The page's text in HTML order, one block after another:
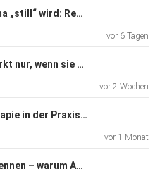
und Gesundheit
– Public Affairs, Chiesi
Chiesi • Dr. Thomas
Folge 34: Wenn Asthma „still“ wird: Remission als Therapieziel
vor 6 Tagen
Folge 33: Therapie wirkt nur, wenn sie ankommt – Asthma‑Adhärenz im Praxisalltag
vor 2 Wochen
Folge 32: Asthmatherapie in der Praxis: wenn Stufenschema auf Realität trifft
vor 1 Monat
Folge 31: Asthma erkennen – warum Awareness der erste Therapieschritt ist